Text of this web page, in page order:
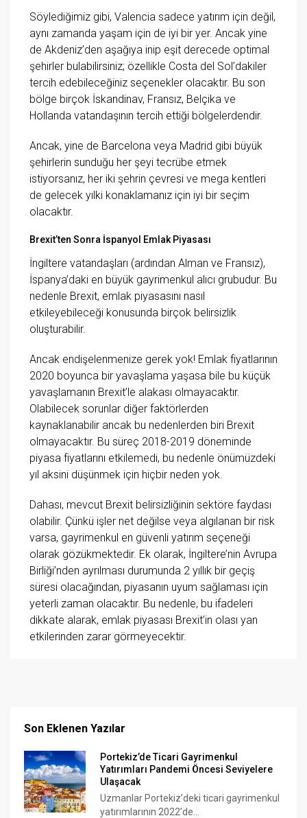
Söylediğimiz gibi, Valencia sadece yatırım için değil,
aynı zamanda yaşam için de iyi bir yer. Ancak yine
de Akdeniz’den aşağıya inip eşit derecede optimal
şehirler bulabilirsiniz; özellikle Costa del Sol’dakiler
tercih edebileceğiniz seçenekler olacaktır. Bu son
bölge birçok İskandinav, Fransız, Belçika ve
Hollanda vatandaşının tercih ettiği bölgelerdendir.
Ancak, yine de Barcelona veya Madrid gibi büyük
şehirlerin sunduğu her şeyi tecrübe etmek
istiyorsanız, her iki şehrin çevresi ve mega kentleri
de gelecek yılki konaklamanız için iyi bir seçim
olacaktır.
Brexit’ten Sonra İspanyol Emlak Piyasası
İngiltere vatandaşları (ardından Alman ve Fransız),
İspanya’daki en büyük gayrimenkul alıcı grubudur. Bu
nedenle Brexit, emlak piyasasını nasıl
etkileyebileceği konusunda birçok belirsizlik
oluşturabilir.
Ancak endişelenmenize gerek yok! Emlak fiyatlarının
2020 boyunca bir yavaşlama yaşasa bile bu küçük
yavaşlamanın Brexit’le alakası olmayacaktır.
Olabilecek sorunlar diğer faktörlerden
kaynaklanabilir ancak bu nedenlerden biri Brexit
olmayacaktır. Bu süreç 2018-2019 döneminde
piyasa fiyatlarını etkilemedi, bu nedenle önümüzdeki
yıl aksini düşünmek için hiçbir neden yok.
Dahası, mevcut Brexit belirsizliğinin sektöre faydası
olabilir. Çünkü işler net değilse veya algılanan bir risk
varsa, gayrimenkul en güvenli yatırım seçeneği
olarak gözükmektedir. Ek olarak, İngiltere’nin Avrupa
Birliği’nden ayrılması durumunda 2 yıllık bir geçiş
süresi olacağından, piyasanın uyum sağlaması için
yeterli zaman olacaktır. Bu nedenle, bu ifadeleri
dikkate alarak, emlak piyasası Brexit’in olası yan
etkilerinden zarar görmeyecektir.
Son Eklenen Yazılar
Portekiz’de Ticari Gayrimenkul
Yatırımları Pandemi Öncesi Seviyelere
Ulaşacak
Uzmanlar Portekiz’deki ticari gayrimenkul
yatırımlarının 2022’de...